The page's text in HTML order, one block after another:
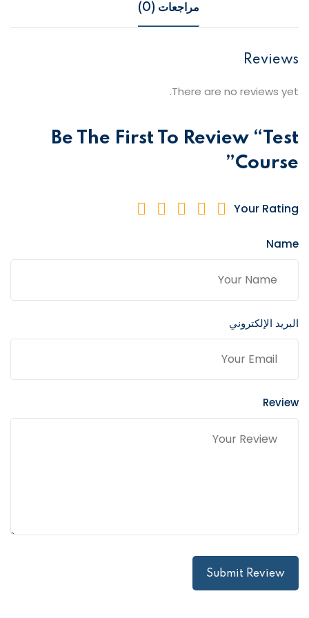
مراجعات (0)
Reviews
There are no reviews yet.
Be The First To Review “Test
Course”
Your Rating
Name
البريد الإلكتروني
Review
Submit Review